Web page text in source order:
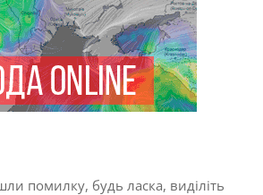
помилку, будь ласка, виділіть